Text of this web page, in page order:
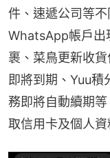
件、速遞公司等
WhatsApp帳戶出
裹、菜鳥更新收
即將到期、Yuu積
務即將自動續期
取信用卡及個人資